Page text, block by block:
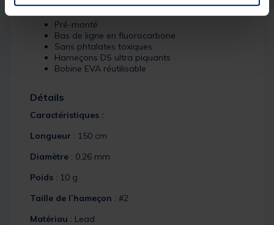
Pré-monté
Bas de ligne en fluorocarbone
Sans phtalates toxiques
Hameçons DS ultra piquants
Bobine EVA réutilisable
Détails
Caractéristiques :
Longueur : 150 cm
Diamètre : 0,26 mm
Poids : 10 g
Taille de l’hameçon : #2
Matériau : Lead